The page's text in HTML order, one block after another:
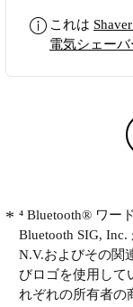
は，水洗いの最
をかける。こ
たS9000シリー
のS7000シリー
の評価をアプ
る。まず，シェ
るというのは，
動きのため，剃
剃るのが正解。
とその左右を1
これは
電気シェーバ
⁴ Bluetooth® ワー
Bluetooth SIG,
N.V.およびその関
びロゴを使用して
れぞれの所有者の